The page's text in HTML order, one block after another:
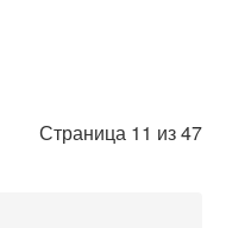
Страница 11 из 47